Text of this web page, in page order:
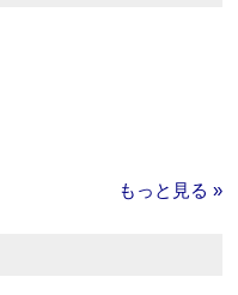
もっと見る »